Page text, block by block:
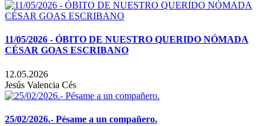
11/05/2026 - ÓBITO DE NUESTRO QUERIDO NÓMADA
CÉSAR GOAS ESCRIBANO
12.05.2026
Jesús Valencia Cés
25/02/2026.- Pésame a un compañero.